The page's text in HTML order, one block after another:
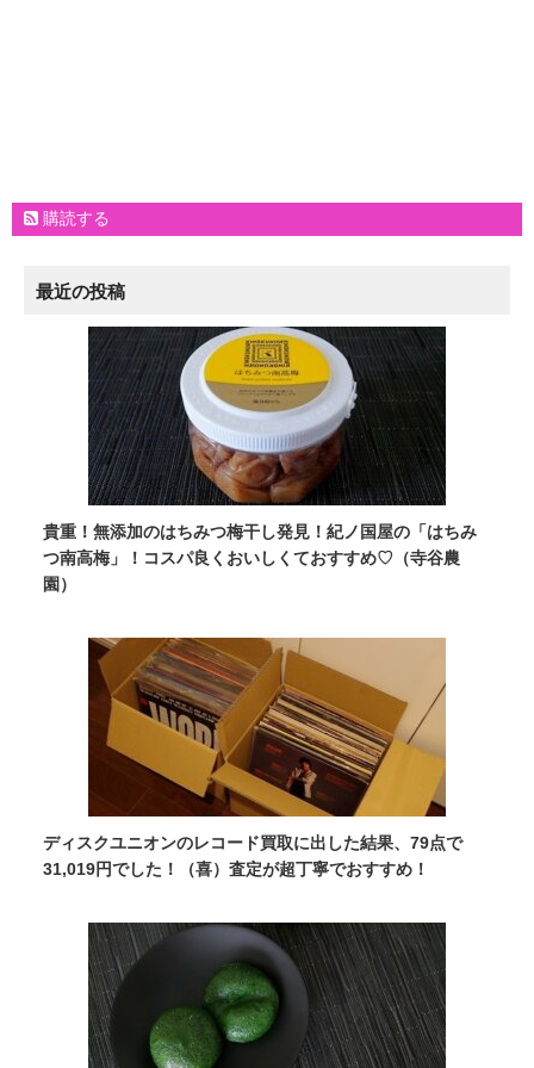
購読する
最近の投稿
貴重！無添加のはちみつ梅干し発見！紀ノ国屋の「はちみ
つ南高梅」！コスパ良くおいしくておすすめ♡（寺谷農
園）
ディスクユニオンのレコード買取に出した結果、79点で
31,019円でした！（喜）査定が超丁寧でおすすめ！